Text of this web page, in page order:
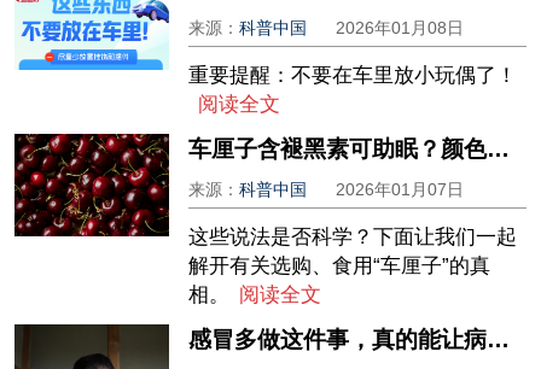
来源：科普中国 2026年01月08日
重要提醒：不要在车里放小玩偶了！
阅读全文
车厘子含褪黑素可助眠？颜色越深越甜吗？
来源：科普中国 2026年01月07日
这些说法是否科学？下面让我们一起
解开有关选购、食用“车厘子”的真
相。
阅读全文
感冒多做这件事，真的能让病好得快！（不是吃药）